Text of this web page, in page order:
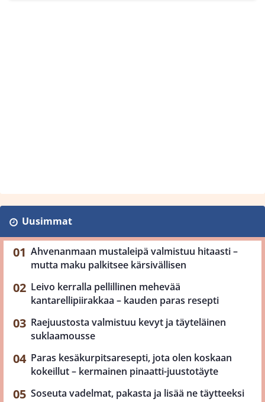
Uusimmat
Ahvenanmaan mustaleipä valmistuu hitaasti –
mutta maku palkitsee kärsivällisen
Leivo kerralla pellillinen mehevää
kantarellipiirakkaa – kauden paras resepti
Raejuustosta valmistuu kevyt ja täyteläinen
suklaamousse
Paras kesäkurpitsaresepti, jota olen koskaan
kokeillut – kermainen pinaatti-juustotäyte
Soseuta vadelmat, pakasta ja lisää ne täytteeksi